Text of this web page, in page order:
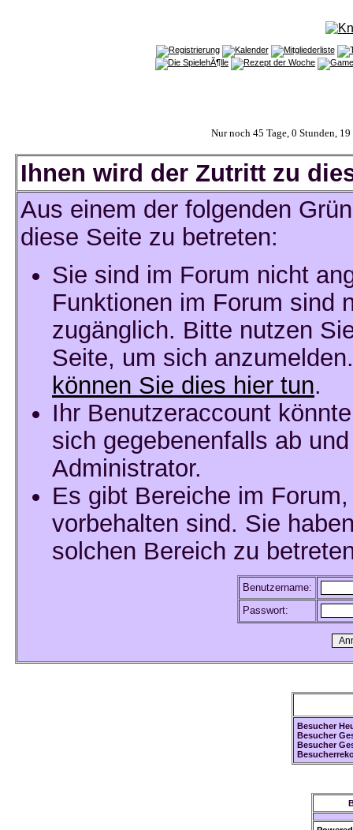
Nur noch 45 Tage, 0 Stunden,
Ihnen wird der Zutritt zu
Aus einem der folgenden
diese Seite zu betreten:
Sie sind im Forum nicht
Funktionen im Forum sind
zugänglich. Bitte nutzen
Seite, um sich
können Sie dies hier tun.
Ihr Benutzeraccount
sich gegebenenfalls ab
Administrator.
Es gibt Bereiche im
vorbehalten sind. Sie
solchen Bereich zu
Benutzername:
Passwort:
Besucher
Besucher
Besucher